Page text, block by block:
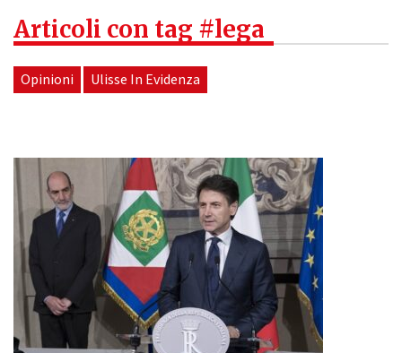
Articoli con tag #lega
Opinioni Ulisse In Evidenza